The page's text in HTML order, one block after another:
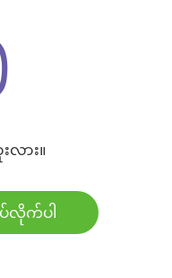
လား။
လိုက်ပါ